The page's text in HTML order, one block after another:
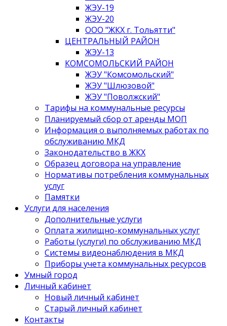
ЖЭУ-19
ЖЭУ-20
ООО "ЖКХ г. Тольятти"
ЦЕНТРАЛЬНЫЙ РАЙОН
ЖЭУ-13
КОМСОМОЛЬСКИЙ РАЙОН
ЖЭУ "Комсомольский"
ЖЭУ "Шлюзовой"
ЖЭУ "Поволжский"
Тарифы на коммунальные ресурсы
Планируемый сбор от аренды МОП
Информация о выполняемых работах по
обслуживанию МКД
Законодательство в ЖКХ
Образец договора на управление
Нормативы потребления коммунальных
услуг
Памятки
Услуги для населения
Дополнительные услуги
Оплата жилищно-коммунальных услуг
Работы (услуги) по обслуживанию МКД
Системы видеонаблюдения в МКД
Приборы учета коммунальных ресурсов
Умный город
Личный кабинет
Новый личный кабинет
Старый личный кабинет
Контакты